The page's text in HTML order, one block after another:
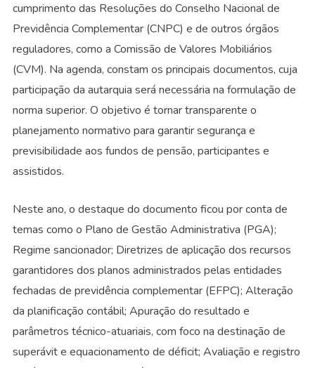
cumprimento das Resoluções do Conselho Nacional de
Previdência Complementar (CNPC) e de outros órgãos
reguladores, como a Comissão de Valores Mobiliários
(CVM). Na agenda, constam os principais documentos, cuja
participação da autarquia será necessária na formulação de
norma superior. O objetivo é tornar transparente o
planejamento normativo para garantir segurança e
previsibilidade aos fundos de pensão, participantes e
assistidos.
Neste ano, o destaque do documento ficou por conta de
temas como o Plano de Gestão Administrativa (PGA);
Regime sancionador; Diretrizes de aplicação dos recursos
garantidores dos planos administrados pelas entidades
fechadas de previdência complementar (EFPC); Alteração
da planificação contábil; Apuração do resultado e
parâmetros técnico-atuariais, com foco na destinação de
superávit e equacionamento de déficit; Avaliação e registro